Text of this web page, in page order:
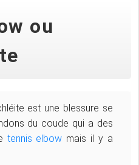
ou
est une blessure se
du coude qui a des
tennis elbow mais il y a